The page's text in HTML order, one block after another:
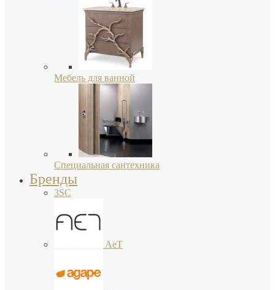
Мебель для ванной
Специальная сантехника
Бренды
3SC
AeT